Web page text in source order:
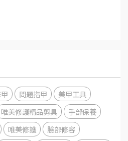
問題指甲
美甲工具
唯美修護精品剪具
手部保養
唯美修護
臉部修容